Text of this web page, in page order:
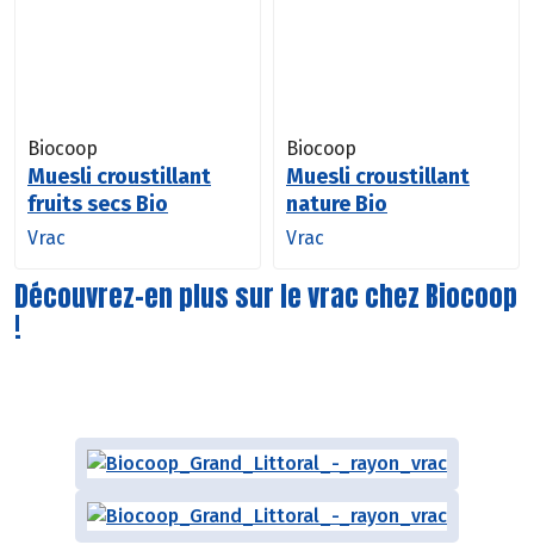
Biocoop
Muesli croustillant
fruits secs Bio
Vrac
Biocoop
Muesli croustillant
nature Bio
Vrac
Découvrez-en plus sur le vrac chez Biocoop
!